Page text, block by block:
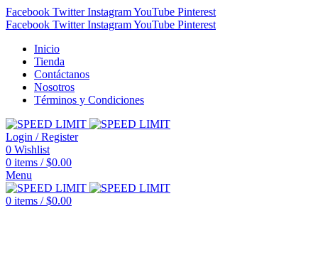
Facebook Twitter InstagramYouTube Pinterest
Facebook Twitter InstagramYouTube Pinterest
Inicio
Tienda
Contáctanos
Nosotros
Términos y Condiciones
Login / Register
0 Wishlist
0 items / $0.00
Menu
0 items / $0.00